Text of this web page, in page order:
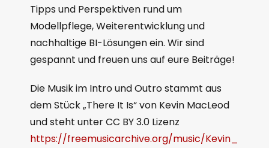
Tipps und Perspektiven rund um
Modellpflege, Weiterentwicklung und
nachhaltige BI-Lösungen ein. Wir sind
gespannt und freuen uns auf eure Beiträge!
Die Musik im Intro und Outro stammt aus
dem Stück „There It Is“ von Kevin MacLeod
und steht unter CC BY 3.0 Lizenz
https://freemusicarchive.org/music/Kevin_